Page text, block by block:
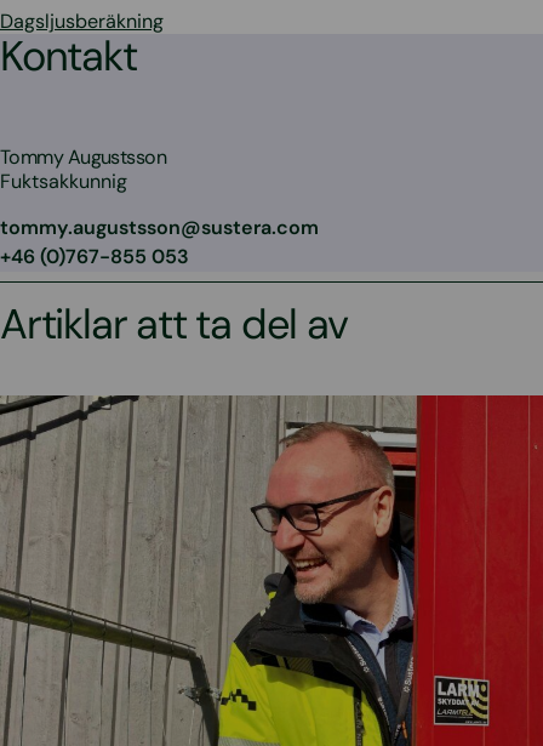
Dagsljusberäkning
Kontakt
Tommy Augustsson
Fuktsakkunnig
tommy.augustsson@sustera.com
+46 (0)767-855 053
Artiklar att ta del av